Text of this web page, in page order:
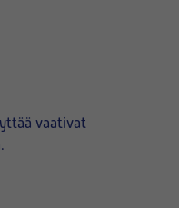
vaativat